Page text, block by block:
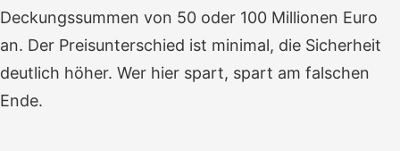
Deckungssummen von 50 oder 100 Millionen Euro
an. Der Preisunterschied ist minimal, die Sicherheit
deutlich höher. Wer hier spart, spart am falschen
Ende.